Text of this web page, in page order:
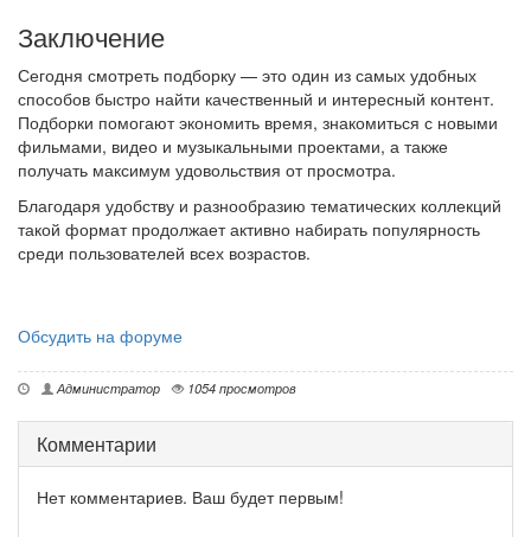
Заключение
Сегодня смотреть подборку — это один из самых удобных
способов быстро найти качественный и интересный контент.
Подборки помогают экономить время, знакомиться с новыми
фильмами, видео и музыкальными проектами, а также
получать максимум удовольствия от просмотра.
Благодаря удобству и разнообразию тематических коллекций
такой формат продолжает активно набирать популярность
среди пользователей всех возрастов.
Обсудить на форуме
Администратор 1054 просмотров
Комментарии
Нет комментариев. Ваш будет первым!